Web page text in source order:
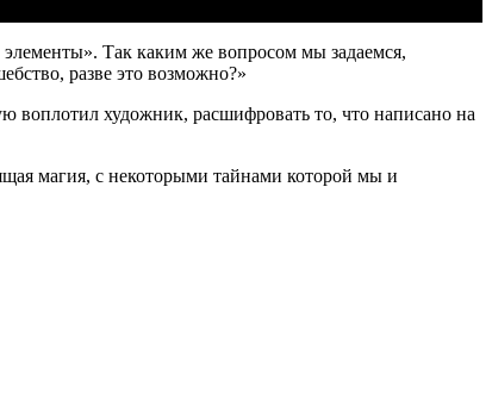
Так каким же вопросом мы задаемся,
разве это возможно?»
воплотил художник, расшифровать то, что написано на
магия, с некоторыми тайнами которой мы и